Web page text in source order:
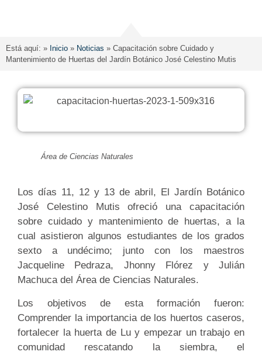
Está aquí: » Inicio » Noticias » Capacitación sobre Cuidado y
Mantenimiento de Huertas del Jardín Botánico José Celestino Mutis
Área de Ciencias Naturales
Los días 11, 12 y 13 de abril, El Jardín Botánico
José Celestino Mutis ofreció una capacitación
sobre cuidado y mantenimiento de huertas, a la
cual asistieron algunos estudiantes de los grados
sexto a undécimo; junto con los maestros
Jacqueline Pedraza, Jhonny Flórez y Julián
Machuca del Área de Ciencias Naturales.
Los objetivos de esta formación fueron:
Comprender la importancia de los huertos caseros,
fortalecer la huerta de Lu y empezar un trabajo en
comunidad rescatando la siembra, el